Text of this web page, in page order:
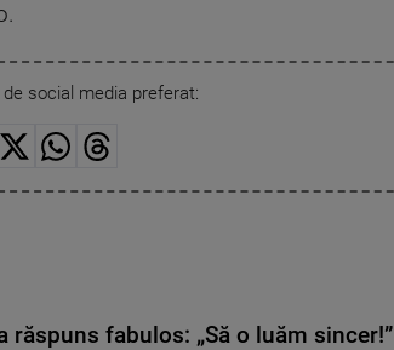
social media preferat:
răspuns fabulos: „Să o luăm sincer!”